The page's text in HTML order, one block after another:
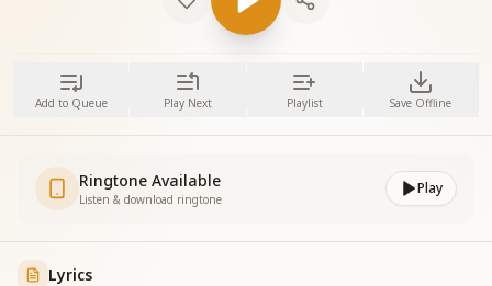
Add to Queue Play Next Playlist Save Offline
Ringtone Available
Listen & download ringtone
Play
Lyrics